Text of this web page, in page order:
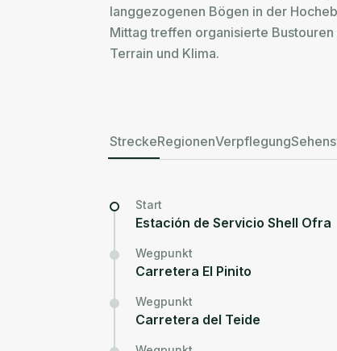
langgezogenen Bögen in der
Mittag treffen organisierte
Terrain und Klima.
StreckeRegionenVerpflegung
Start
Estación de Servicio Shell Ofra
Wegpunkt
Carretera El Pinito
Wegpunkt
Carretera del Teide